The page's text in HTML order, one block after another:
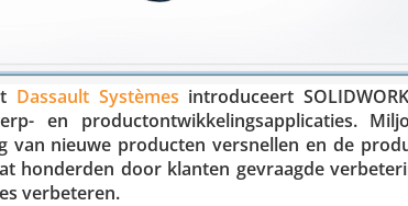
Dassault Systèmes intro­du­ceert
en product­ont­wik­ke­lings­ap­pli­ca­ties.
van nieuwe producten versnellen en de
honderden door klanten gevraagde
verbeteren.